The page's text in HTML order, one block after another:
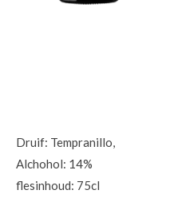
Druif: Tempranillo,
Alchohol: 14%
flesinhoud: 75cl